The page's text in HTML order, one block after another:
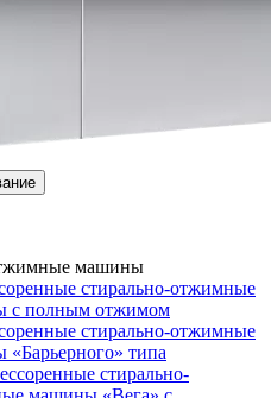
машины
стирально-отжимные
с полным отжимом
стирально-отжимные
типа
стирально-